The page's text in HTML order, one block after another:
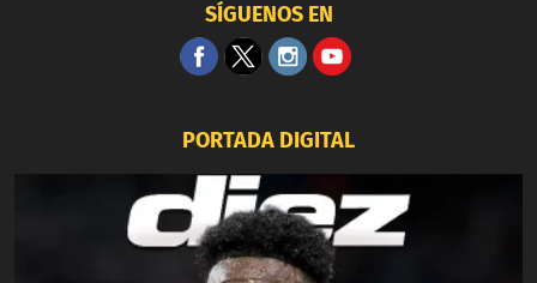
SÍGUENOS EN
PORTADA DIGITAL